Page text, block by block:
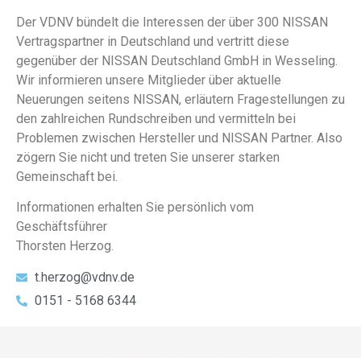
Der VDNV bündelt die Interessen der über 300 NISSAN
Vertragspartner in Deutschland und vertritt diese
gegenüber der NISSAN Deutschland GmbH in Wesseling.
Wir informieren unsere Mitglieder über aktuelle
Neuerungen seitens NISSAN, erläutern Fragestellungen zu
den zahlreichen Rundschreiben und vermitteln bei
Problemen zwischen Hersteller und NISSAN Partner. Also
zögern Sie nicht und treten Sie unserer starken
Gemeinschaft bei.
Informationen erhalten Sie persönlich vom
Geschäftsführer
Thorsten Herzog.
t.herzog@vdnv.de
0151 - 5168 6344